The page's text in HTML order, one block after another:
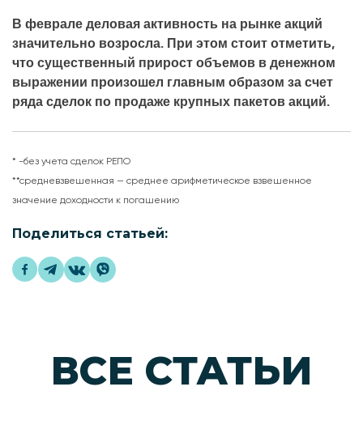
В феврале деловая активность на рынке акций
значительно возросла. При этом стоит отметить,
что существенный прирост объемов в денежном
выражении произошел главным образом за счет
ряда сделок по продаже крупных пакетов акций.
* -без учета сделок РЕПО
**средневзвешенная — среднее арифметическое взвешенное
значение доходности к погашению
Поделиться статьей:
ВСЕ СТАТЬИ